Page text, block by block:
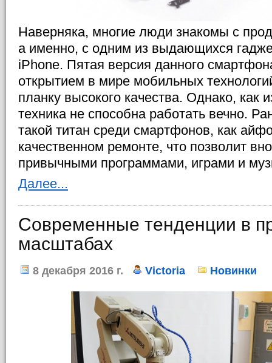
Наверняка, многие люди знакомы с
а именно, с одним из выдающихся
iPhone. Пятая версия данного
открытием в мире мобильных
планку высокого качества. Однако, как
техника не способна работать вечно.
такой титан среди смартфонов, как
качественном ремонте, что позволит
привычными программами, играми и
Далее...
Современные тенденции в
масштабах
8 декабря 2016 г. Victoria Новинки